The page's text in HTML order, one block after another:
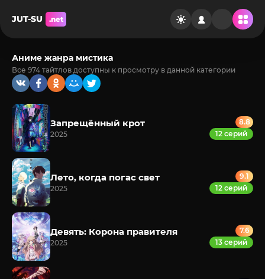
JUT-SU .net
Аниме жанра мистика
Все 974 тайтлов доступны к просмотру в данной категории
Запрещённый крот
2025
8.8
12 серий
Лето, когда погас свет
2025
9.1
12 серий
Девять: Корона правителя
2025
7.6
13 серий